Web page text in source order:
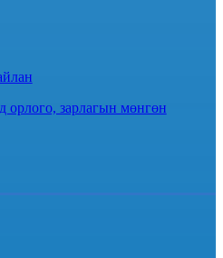
орлого, зарлагын мөнгөн